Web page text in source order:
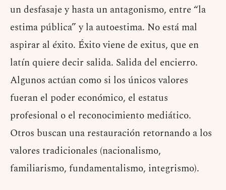
un desfasaje y hasta un antagonismo, entre “la
estima pública” y la autoestima. No está mal
aspirar al éxito. Éxito viene de exitus, que en
latín quiere decir salida. Salida del encierro.
Algunos actúan como si los únicos valores
fueran el poder económico, el estatus
profesional o el reconocimiento mediático.
Otros buscan una restauración retornando a los
valores tradicionales (nacionalismo,
familiarismo, fundamentalismo, integrismo).